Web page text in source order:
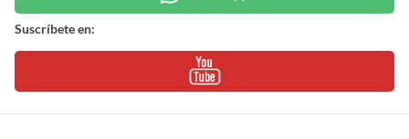
Suscríbete en: